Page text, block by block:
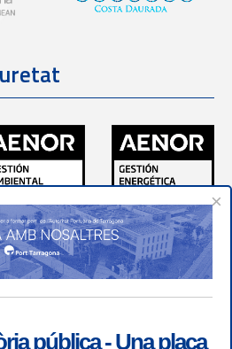
×
pública - Una plaça